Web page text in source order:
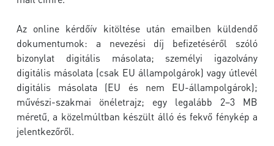
Az online kérdőív kitöltése után emailben küldendő
dokumentumok: a nevezési díj befizetéséről szóló
bizonylat digitális másolata; személyi igazolvány
digitális másolata (csak EU állampolgárok) vagy útlevél
digitális másolata (EU és nem EU-állampolgárok);
művészi-szakmai önéletrajz; egy legalább 2–3 MB
méretű, a közelmúltban készült álló és fekvő fénykép a
jelentkezőről.